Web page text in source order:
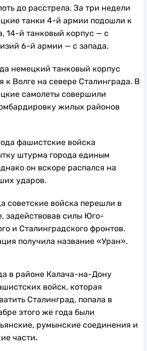
до расстрела. За три недели
танки 4-й армии подошли к
14-й танковый корпус — с
6-й армии — с запада.
немецкий танковый корпус
к Волге на севере Сталинграда. В
самолеты совершили
жилых районов
фашистские войска
штурма города единым
он вскоре распался на
ударов.
советские войска перешли в
задействовав силы Юго-
и Сталинградского фронтов.
получила название «Уран».
в районе Калача-на-Дону
войск, которая
Сталинград, попала в
этого же года были
румынские соединения и
части.